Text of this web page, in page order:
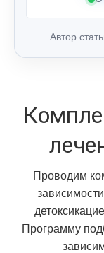
Автор
Проводим
Программу